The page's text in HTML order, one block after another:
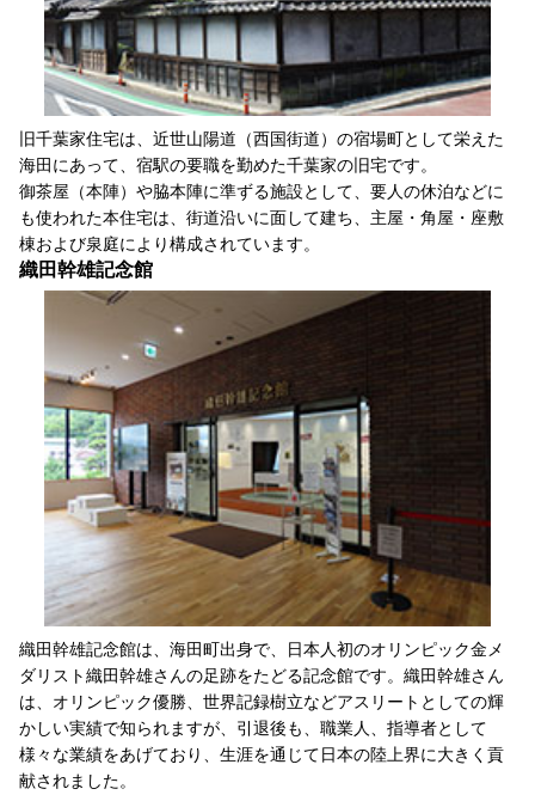
旧千葉家住宅は、近世山陽道（西国街道）の宿場町として栄えた
海田にあって、宿駅の要職を勤めた千葉家の旧宅です。
御茶屋（本陣）や脇本陣に準ずる施設として、要人の休泊などに
も使われた本住宅は、街道沿いに面して建ち、主屋・角屋・座敷
棟および泉庭により構成されています。
織田幹雄記念館
織田幹雄記念館は、海田町出身で、日本人初のオリンピック金メ
ダリスト織田幹雄さんの足跡をたどる記念館です。織田幹雄さん
は、オリンピック優勝、世界記録樹立などアスリートとしての輝
かしい実績で知られますが、引退後も、職業人、指導者として
様々な業績をあげており、生涯を通じて日本の陸上界に大きく貢
献されました。